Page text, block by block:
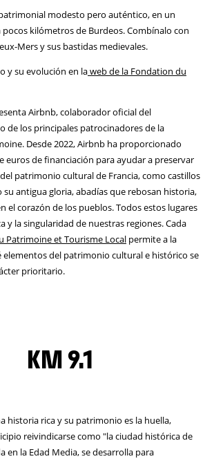
modesto pero auténtico, en un
pocos kilómetros de Burdeos. Combínalo con
Mers y sus bastidas medievales.
y su evolución en laweb de la Fondation du
Airbnb, colaborador oficial del
de los principales patrocinadores de la
Desde 2022, Airbnb ha proporcionado
euros de financiación para ayudar a preservar
patrimonio cultural de Francia, como castillos
antigua gloria, abadías que rebosan historia,
el corazón de los pueblos. Todos estos lugares
y la singularidad de nuestras regiones. Cada
Patrimoine et Tourisme Local permite a la
elementos del patrimonio cultural e histórico se
prioritario.
KM 9.1
historia rica y su patrimonio es la huella,
reivindicarse como "la ciudad histórica de
en la Edad Media, se desarrolla para